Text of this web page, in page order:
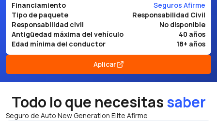
Financiamiento
Seguros Afirme
Tipo de paquete
Responsabilidad Civil
Responsabilidad civil
No disponible
Antigüedad máxima del vehículo
40 años
Edad mínima del conductor
18+ años
Aplicar
Todo lo que necesitassaber
Seguro de Auto New Generation Elite Afirme